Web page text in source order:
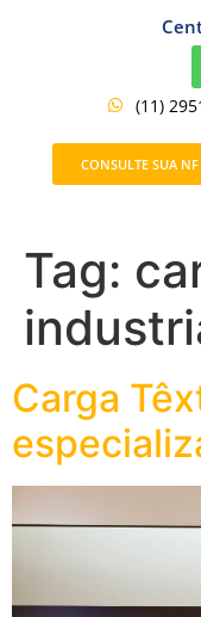
(11)
CONSULTE SUA NF
Tag:
Carga